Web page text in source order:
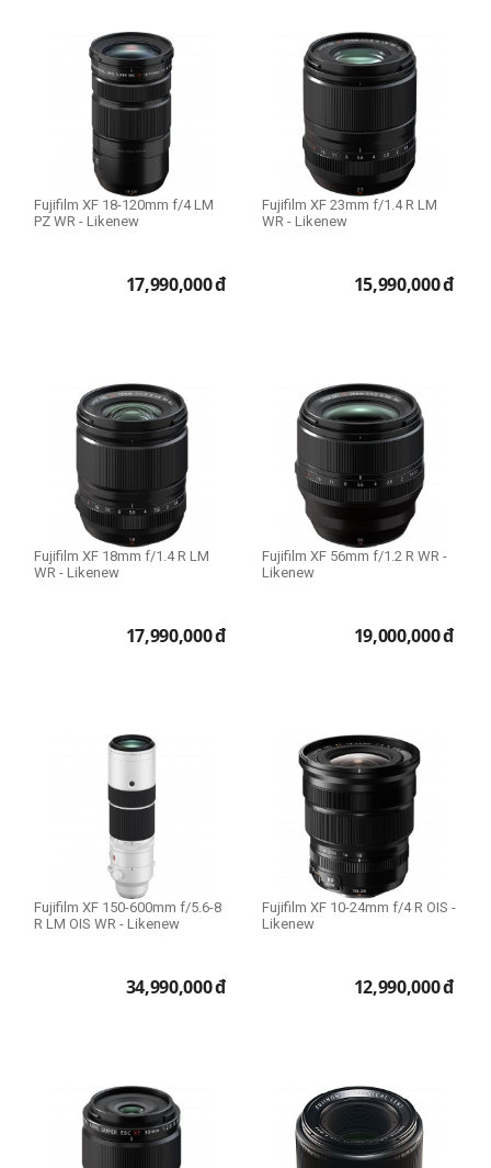
Fujifilm XF 18-120mm f/4 LM
PZ WR - Likenew
17,990,000đ
Fujifilm XF 23mm f/1.4 R LM
WR - Likenew
15,990,000đ
Fujifilm XF 18mm f/1.4 R LM
WR - Likenew
17,990,000đ
Fujifilm XF 56mm f/1.2 R WR -
Likenew
19,000,000đ
Fujifilm XF 150-600mm f/5.6-8
R LM OIS WR - Likenew
34,990,000đ
Fujifilm XF 10-24mm f/4 R OIS -
Likenew
12,990,000đ